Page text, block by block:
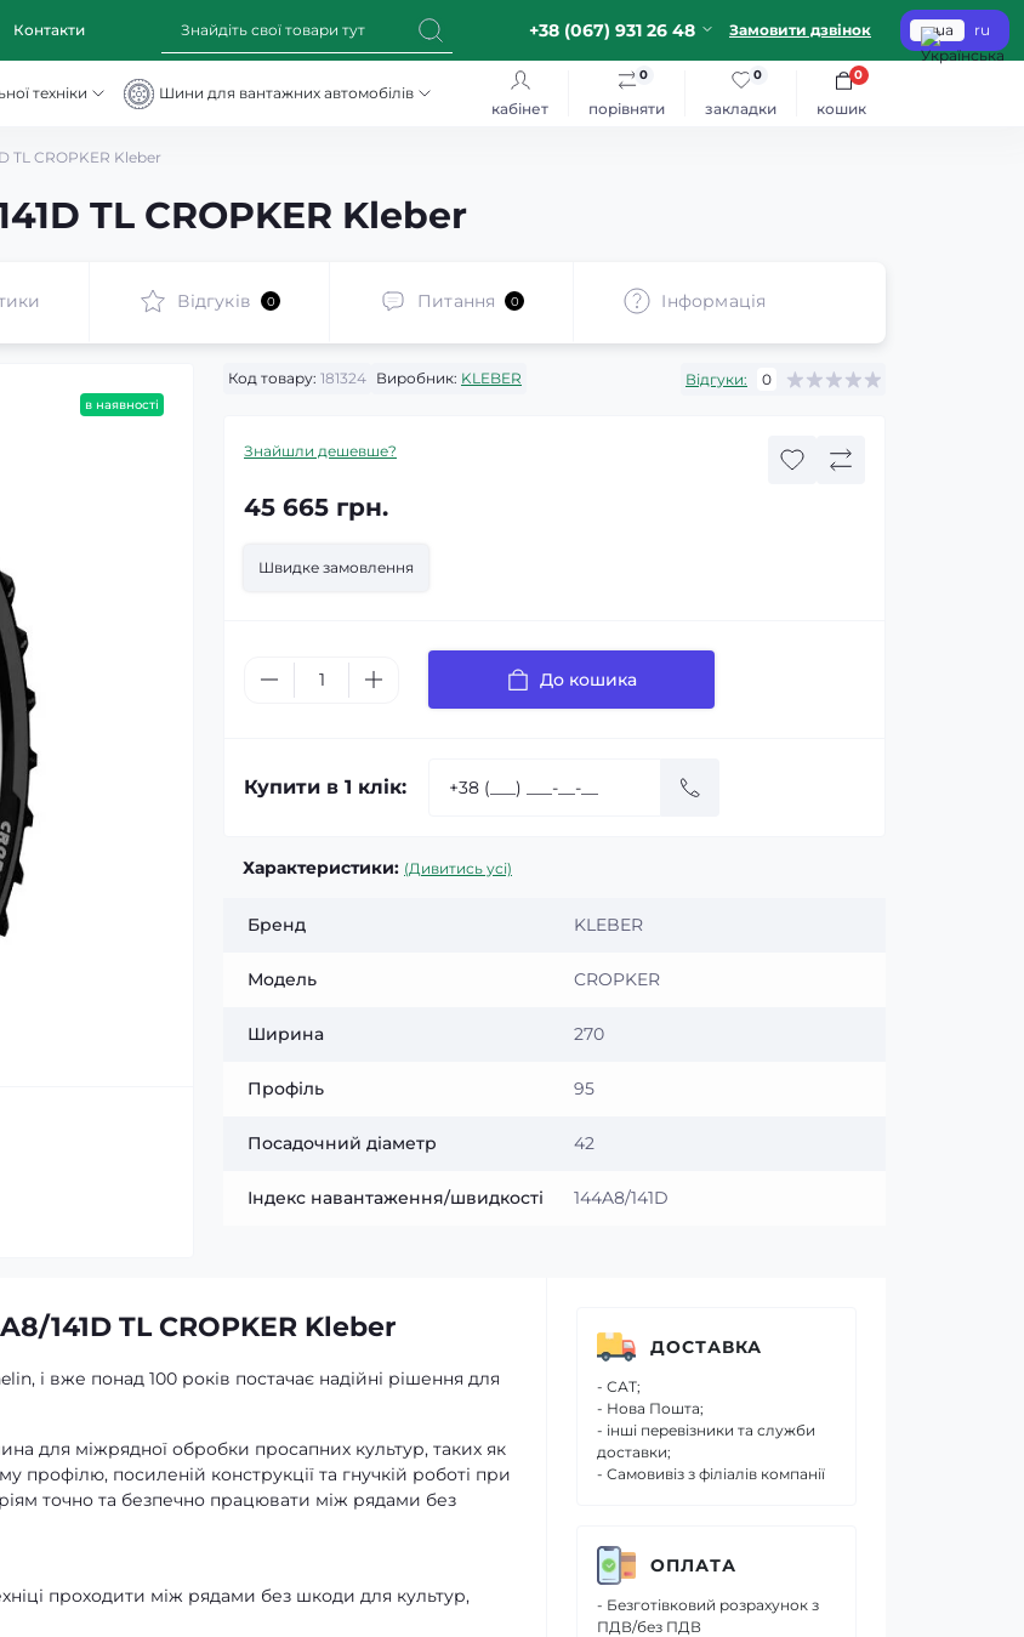
Контакти +38 (067) 931 26 48 Замовити дзвінок ua ru
техніки
Шини для вантажних автомобілів
кабінет
порівняти
0
закладки
0
кошик
0
TL CROPKER Kleber
TL CROPKER Kleber
Відгуків 0 Питання 0 Iнформація
в наявності
Код товару: 181324 Виробник: KLEBER Відгуки: 0
Знайшли дешевше?
45 665 грн.
Швидке замовлення
До кошика
Купити в 1 клік:
Характеристики: (Дивитись усі)
Бренд KLEBER
Модель CROPKER
Ширина 270
Профіль 95
Посадочний діаметр 42
Індекс навантаження/швидкості 144A8/141D
141D TL CROPKER Kleber
і вже понад 100 років постачає надійні рішення для
для міжрядної обробки просапних культур, таких як
профілю, посиленій конструкції та гнучкій роботі при
точно та безпечно працювати між рядами без
проходити між рядами без шкоди для культур,
ДОСТАВКА
- САТ;
- Нова Пошта;
- інші перевізники та служби
доставки;
- Самовивіз з філіалів компанії
ОПЛАТА
- Безготівковий розрахунок з
ПДВ/без ПДВ